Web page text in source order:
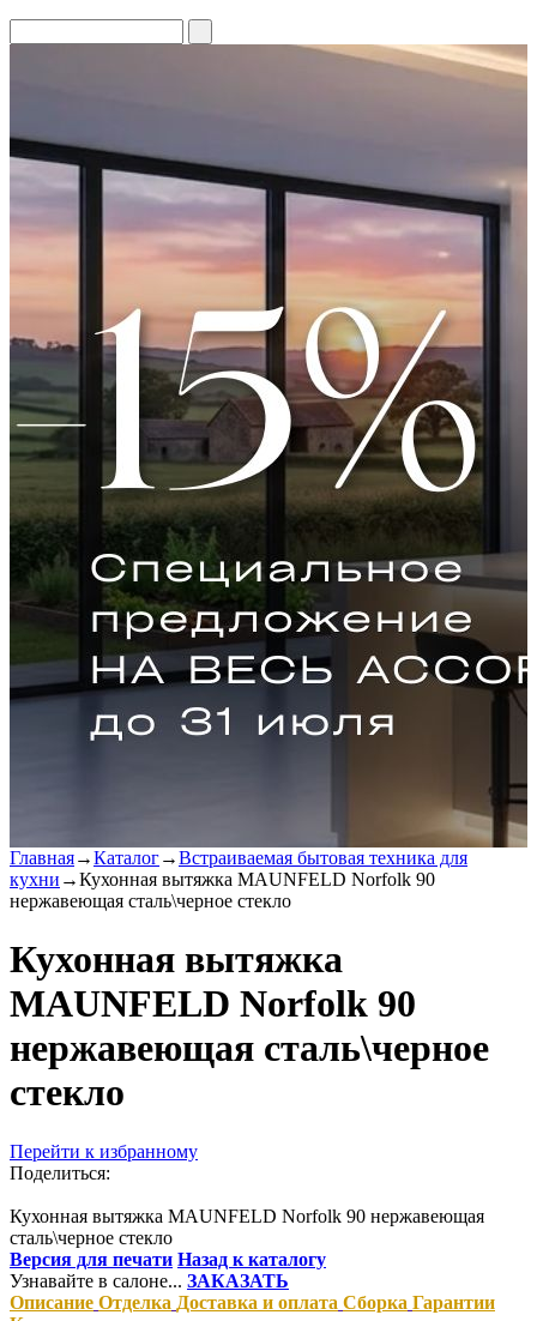
Главная→Каталог→Встраиваемая бытовая техника для
кухни →Кухонная вытяжка MAUNFELD Norfolk 90
нержавеющая сталь\черное стекло
Кухонная вытяжка
MAUNFELD Norfolk 90
нержавеющая сталь\черное
стекло
Перейти к избранному
Поделиться:
Кухонная вытяжка MAUNFELD Norfolk 90 нержавеющая
сталь\черное стекло
Версия для печати Назад к каталогу
Узнавайте в салоне... ЗАКАЗАТЬ
Описание Отделка Доставка и оплата Сборка Гарантии